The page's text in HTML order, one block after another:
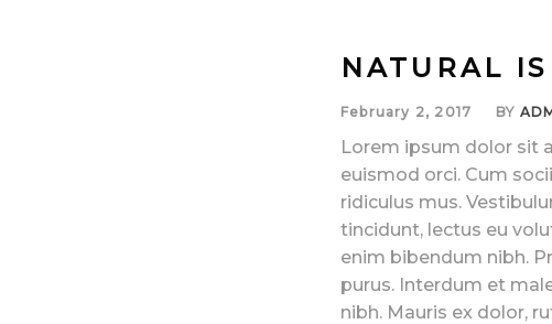
NATURAL
February 2, 2017 BY
Lorem ipsum dolor sit
euismod orci. Cum
ridiculus mus.
tincidunt, lectus eu
enim bibendum nibh.
purus. Interdum et
nibh. Mauris ex dolor,